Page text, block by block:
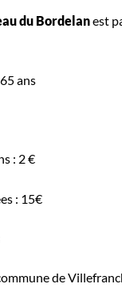
du Bordelanest
ans
: 2 €
: 15€
de